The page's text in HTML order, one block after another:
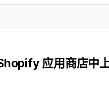
应用商店中